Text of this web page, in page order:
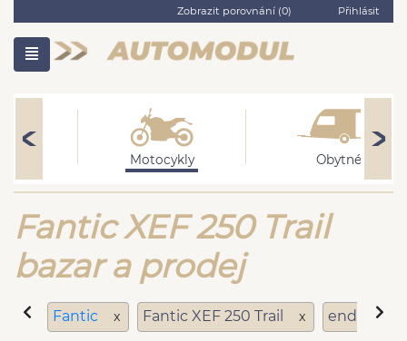
Zobrazit porovnání (0) Přihlásit
Motocykly Obytné
Fantic XEF 250 Trail
bazar a prodej
Fantic x Fantic XEF 250 Trail x enduro